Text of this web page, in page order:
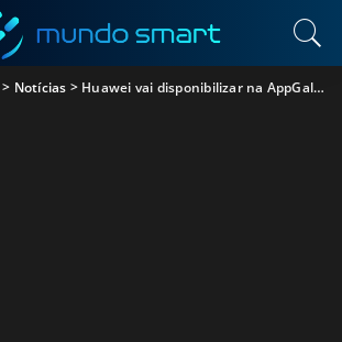
> Notícias > Huawei vai disponibilizar na AppGallery o Facebook, Instagram e Twitter